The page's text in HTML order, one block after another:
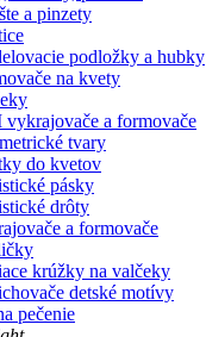
a pinzety
podložky a hubky
na kvety
vykrajovače a formovače
tvary
do kvetov
pásky
drôty
a formovače
krúžky na valčeky
detské motívy
pečenie